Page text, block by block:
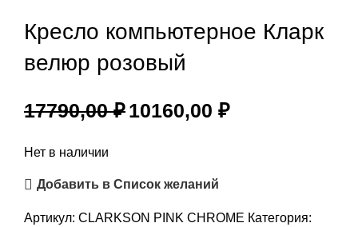
Кресло компьютерное Кларк
велюр розовый
17790,00₽10160,00 ₽
Нет в наличии
Добавить в Список желаний
Артикул: CLARKSON PINK CHROME Категория: